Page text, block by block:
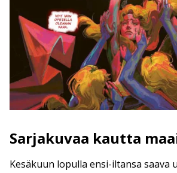
Sarjakuvaa kautta
Kesäkuun lopulla ensi-iltansa saava